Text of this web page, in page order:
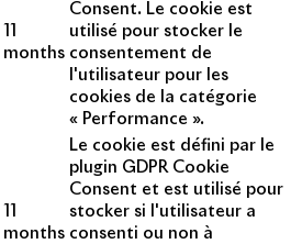
months
Consent. Le cookie est
utilisé pour stocker le
consentement de
l'utilisateur pour les
cookies de la catégorie
« Performance ».
months
Le cookie est défini par le
plugin GDPR Cookie
Consent et est utilisé pour
stocker si l'utilisateur a
consenti ou non à